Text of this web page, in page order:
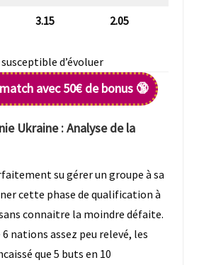
3.15 2.05
d’évoluer
avec 50€ de bonus 🔞
Ukraine : Analyse de la
su gérer un groupe à sa
cette phase de qualification à
connaitre la moindre défaite.
nations assez peu relevé, les
que 5 buts en 10